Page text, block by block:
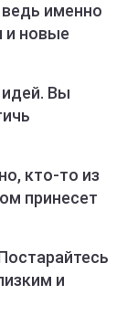
именно
и новые
Вы
кто-то из
принесет
и